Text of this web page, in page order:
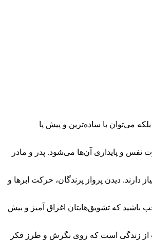
می‌توان با ساده‌ترین و پیش پا
نفس و پایداری آن‌ها می‌شود. پدر و مادر
دارند. دیدن پرواز پرندگان، حرکت ابرها و
باشید که تشویق‌هایتان اغراق آمیز و بیش
از زندگی است که روی نگرش و طرز فکر